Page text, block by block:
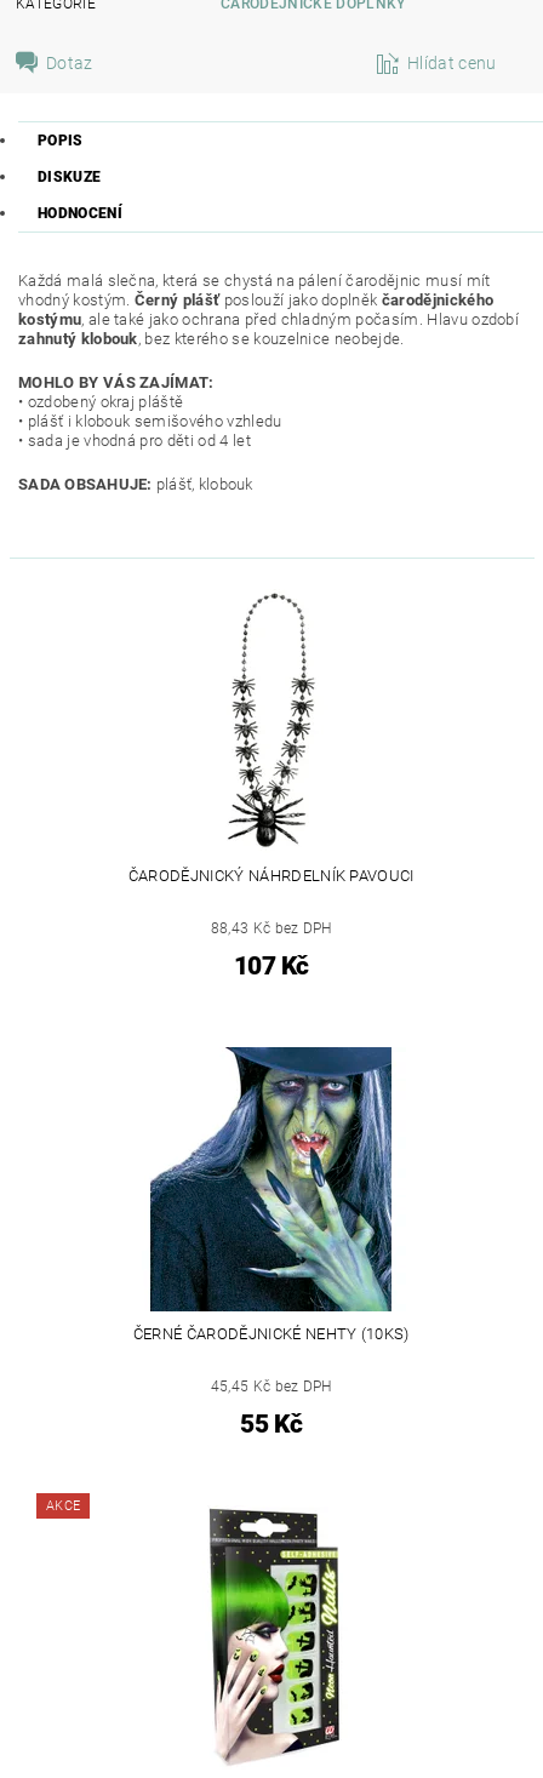
Dotaz Hlídat cenu
POPIS
DISKUZE
HODNOCENÍ
Každá malá slečna, která se chystá na pálení čarodějnic musí mít
vhodný kostým. Černý plášťposlouží jako doplněk čarodějnického
kostýmu, ale také jako ochrana před chladným počasím. Hlavu ozdobí
zahnutý klobouk, bez kterého se kouzelnice neobejde.
MOHLO BY VÁS ZAJÍMAT:
• ozdobený okraj pláště
• plášť i klobouk semišového vzhledu
• sada je vhodná pro děti od 4 let
SADA OBSAHUJE: plášť, klobouk
ČARODĚJNICKÝ NÁHRDELNÍK PAVOUCI
88,43 Kč bez DPH
107 Kč
ČERNÉ ČARODĚJNICKÉ NEHTY (10KS)
45,45 Kč bez DPH
55 Kč
AKCE